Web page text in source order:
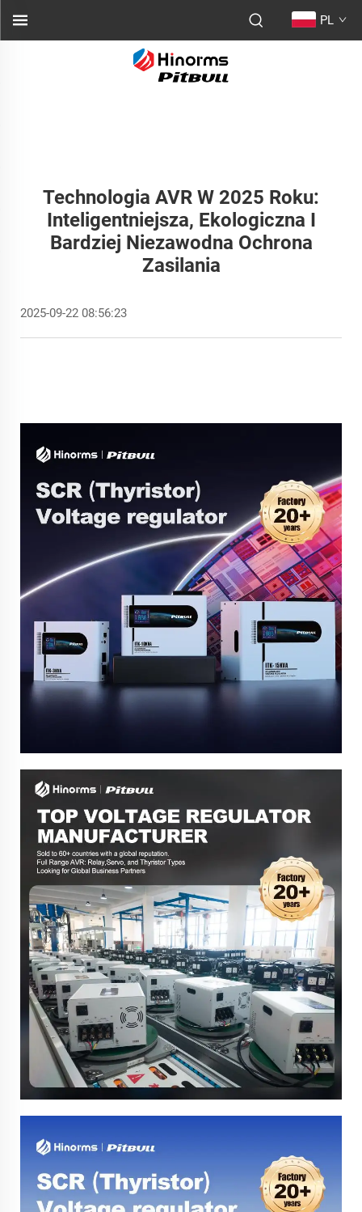
PL
Technologia AVR W 2025 Roku:
Inteligentniejsza, Ekologiczna I
Bardziej Niezawodna Ochrona
Zasilania
2025-09-22 08:56:23